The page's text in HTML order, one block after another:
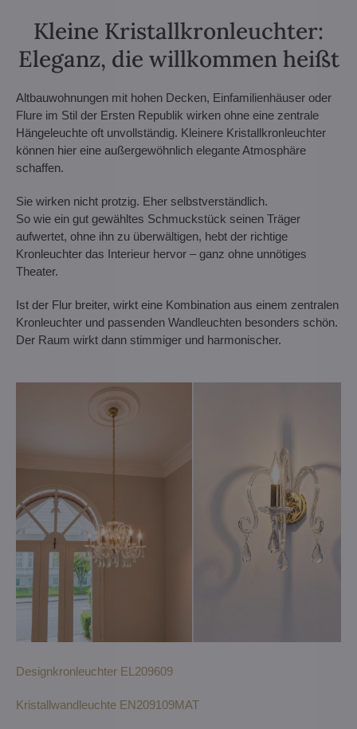
Kleine Kristallkronleuchter:
Eleganz, die willkommen heißt
Altbauwohnungen mit hohen Decken, Einfamilienhäuser oder
Flure im Stil der Ersten Republik wirken ohne eine zentrale
Hängeleuchte oft unvollständig. Kleinere Kristallkronleuchter
können hier eine außergewöhnlich elegante Atmosphäre
schaffen.
Sie wirken nicht protzig. Eher selbstverständlich.
So wie ein gut gewähltes Schmuckstück seinen Träger
aufwertet, ohne ihn zu überwältigen, hebt der richtige
Kronleuchter das Interieur hervor – ganz ohne unnötiges
Theater.
Ist der Flur breiter, wirkt eine Kombination aus einem zentralen
Kronleuchter und passenden Wandleuchten besonders schön.
Der Raum wirkt dann stimmiger und harmonischer.
Designkronleuchter EL209609
Kristallwandleuchte EN209109MAT